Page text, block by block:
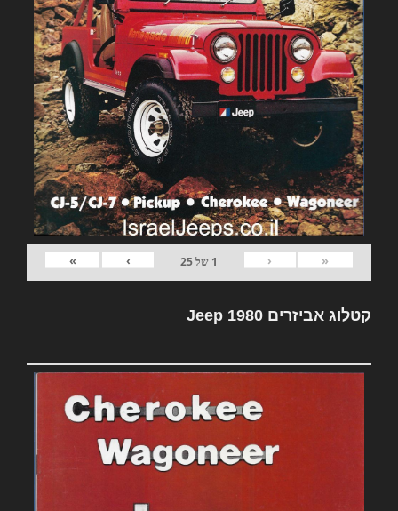
«
‹
1 של25
›
»
קטלוג אביזרים Jeep 1980